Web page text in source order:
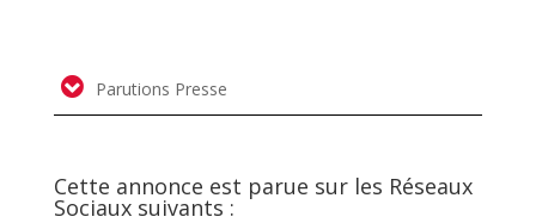
Parutions Presse
Cette annonce est parue sur les Réseaux
Sociaux suivants :